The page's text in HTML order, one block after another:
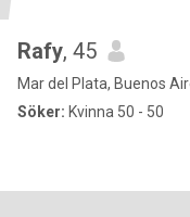
Rafy, 45
Mar del Plata, Buenos
Söker: Kvinna 50 - 50